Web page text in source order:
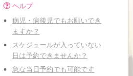
ヘルプ
病児・病後児でもお願いでき
ますか？
スケジュールが入っていない
日は予約できませんか？
急な当日予約でも可能です